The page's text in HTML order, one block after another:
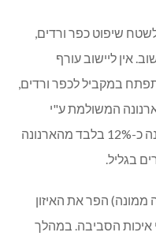
שיפוט כפר ורדים,
אין ליישוב עורף
במקביל לכפר ורדים,
המשולמת ע"י
מפעלי התעשייה למ"מ מגדל תפן הינה כ-12% בלבד מהארנונה
בגליל.
ממונה) הפר את האיזון
איכות הסביבה. במהלך